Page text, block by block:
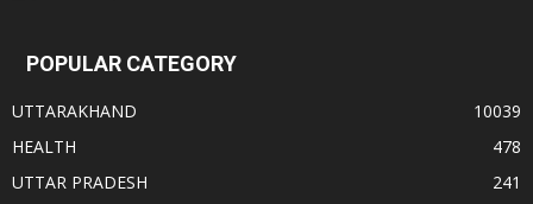
POPULAR CATEGORY
UTTARAKHAND
10039
HEALTH
478
UTTAR PRADESH
241